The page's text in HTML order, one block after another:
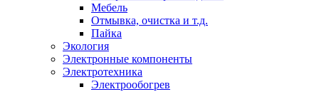
Мебель
Отмывка, очистка и т.д.
Пайка
Экология
Электронные компоненты
Электротехника
Электрообогрев